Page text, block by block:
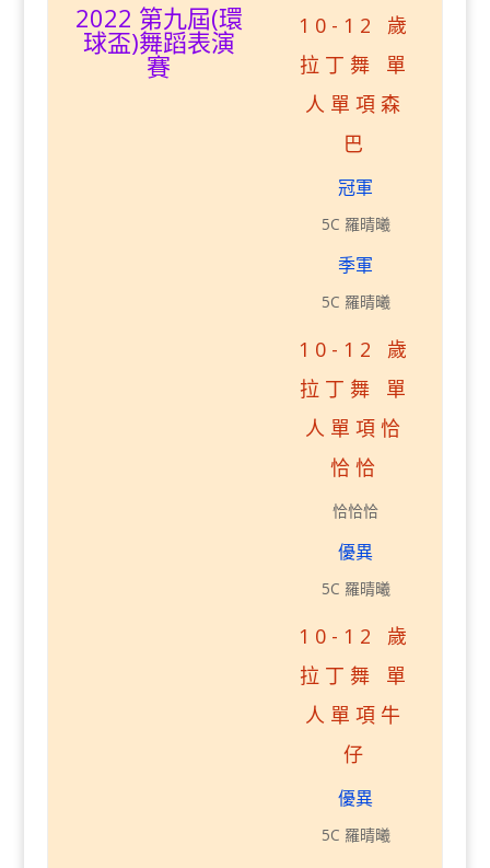
2022 第九屆(環
球盃)舞蹈表演
賽
10-12 歲
拉丁舞 單
人單項森
巴
冠軍
5C 羅晴曦
季軍
5C 羅晴曦
10-12 歲
拉丁舞 單
人單項恰
恰恰
恰恰恰
優異
5C 羅晴曦
10-12 歲
拉丁舞 單
人單項牛
仔
優異
5C 羅晴曦